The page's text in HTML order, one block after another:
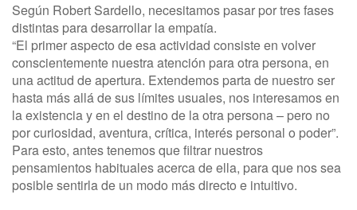
Según Robert Sardello, necesitamos pasar por tres fases
distintas para desarrollar la empatía.
“El primer aspecto de esa actividad consiste en volver
conscientemente nuestra atención para otra persona, en
una actitud de apertura. Extendemos parta de nuestro ser
hasta más allá de sus límites usuales, nos interesamos en
la existencia y en el destino de la otra persona – pero no
por curiosidad, aventura, crítica, interés personal o poder”.
Para esto, antes tenemos que filtrar nuestros
pensamientos habituales acerca de ella, para que nos sea
posible sentirla de un modo más directo e intuitivo.